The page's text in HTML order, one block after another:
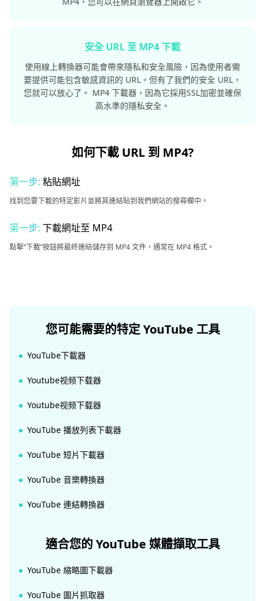
安全 URL 至 MP4 下載
使用線上轉換器可能會帶來隱私和安全風險，因為使用者需
要提供可能包含敏感資訊的 URL。但有了我們的安全 URL，
您就可以放心了。 MP4 下載器，因為它採用SSL加密並確保
高水準的隱私安全。
如何下載 URL 到 MP4?
第一步: 粘貼網址
找到您要下載的特定影片並將其連結貼到我們網站的搜尋欄中。
第一步: 下載網址至 MP4
點擊“下載”按鈕將最終連結儲存到 MP4 文件，通常在 MP4 格式。
您可能需要的特定 YouTube 工具
YouTube下載器
Youtube视频下载器
Youtube视频下载器
YouTube 播放列表下載器
YouTube 短片下載器
YouTube 音樂轉換器
YouTube 連結轉換器
適合您的 YouTube 媒體擷取工具
YouTube 縮略圖下載器
YouTube 圖片抓取器